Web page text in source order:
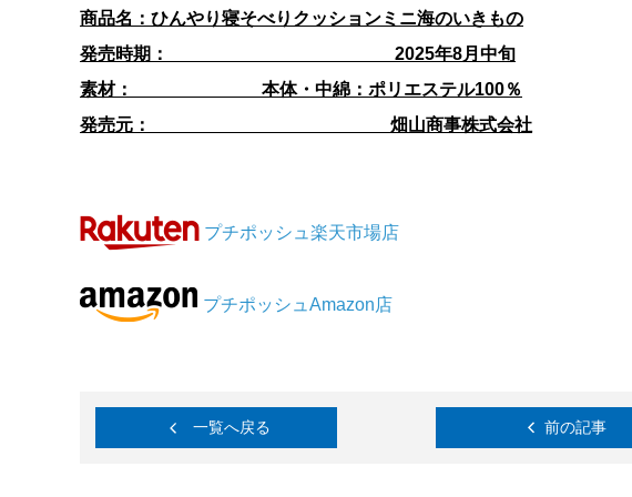
商品名：ひんやり寝そべりクッションミニ海のいきもの
発売時期： 2025年8月中旬
素材： 本体・中綿：ポリエステル100％
発売元： 畑山商事株式会社
プチポッシュ楽天市場店
プチポッシュAmazon店
一覧へ戻る 前の記事